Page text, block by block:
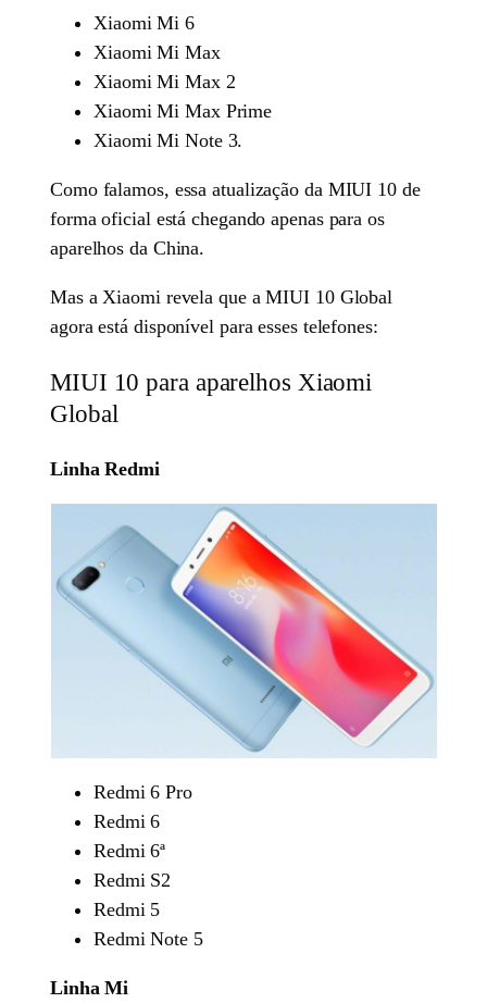
Xiaomi Mi 6
Xiaomi Mi Max
Xiaomi Mi Max 2
Xiaomi Mi Max Prime
Xiaomi Mi Note 3.
Como falamos, essa atualização da MIUI 10 de
forma oficial está chegando apenas para os
aparelhos da China.
Mas a Xiaomi revela que a MIUI 10 Global
agora está disponível para esses telefones:
MIUI 10 para aparelhos Xiaomi
Global
Linha Redmi
Redmi 6 Pro
Redmi 6
Redmi 6ª
Redmi S2
Redmi 5
Redmi Note 5
Linha Mi